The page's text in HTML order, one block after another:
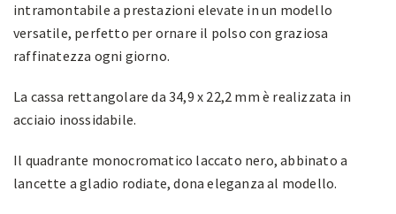
intramontabile a prestazioni elevate in un modello
versatile, perfetto per ornare il polso con graziosa
raffinatezza ogni giorno.
La cassa rettangolare da 34,9 x 22,2 mm è realizzata in
acciaio inossidabile.
Il quadrante monocromatico laccato nero, abbinato a
lancette a gladio rodiate, dona eleganza al modello.